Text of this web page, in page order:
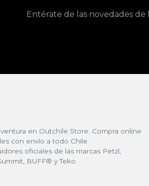
Entérate de las novedades
en Outchile Store. Compra online
con envío a todo Chile.
oficiales de las marcas Petzl,
BUFF® y Teko.